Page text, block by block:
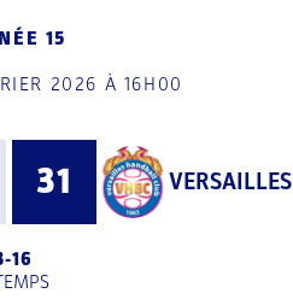
15
2026 À 16H00
31
-16